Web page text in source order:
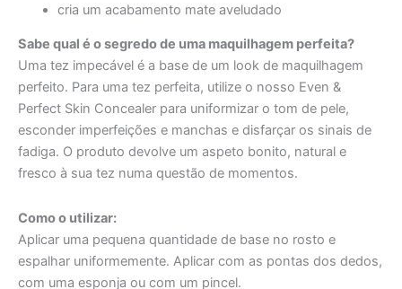
cria um acabamento mate aveludado
Sabe qual é o segredo de uma maquilhagem perfeita?
Uma tez impecável é a base de um look de maquilhagem
perfeito. Para uma tez perfeita, utilize o nosso Even &
Perfect Skin Concealer para uniformizar o tom de pele,
esconder imperfeições e manchas e disfarçar os sinais de
fadiga. O produto devolve um aspeto bonito, natural e
fresco à sua tez numa questão de momentos.
Como o utilizar:
Aplicar uma pequena quantidade de base no rosto e
espalhar uniformemente. Aplicar com as pontas dos dedos,
com uma esponja ou com um pincel.